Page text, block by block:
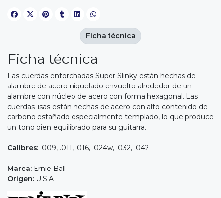
Ficha técnica
Las cuerdas entorchadas Super Slinky están hechas de
alambre de acero niquelado envuelto alrededor de un
alambre con núcleo de acero con forma hexagonal. Las
cuerdas lisas están hechas de acero con alto contenido de
carbono estañado especialmente templado, lo que produce
un tono bien equilibrado para su guitarra.
Calibres: .009, .011, .016, .024w, .032, .042
Marca: Ernie Ball
Origen: U.S.A
Ficha técnica